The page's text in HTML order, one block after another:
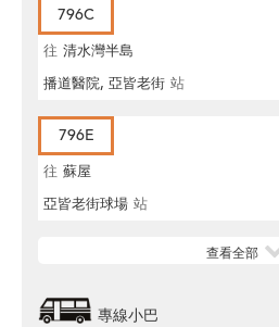
796C
往 清水灣半島
播道醫院, 亞皆老街 站
796E
往 蘇屋
亞皆老街球場 站
查看全部
專線小巴